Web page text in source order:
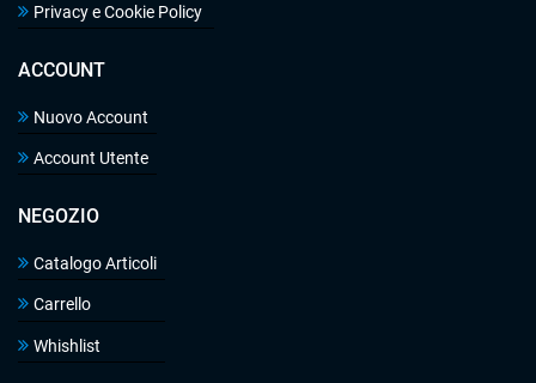
Privacy e Cookie Policy
ACCOUNT
Nuovo Account
Account Utente
NEGOZIO
Catalogo Articoli
Carrello
Whishlist